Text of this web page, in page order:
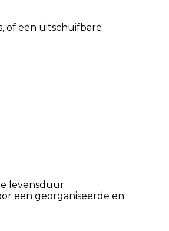
of een uitschuifbare
levensduur.
een georganiseerde en